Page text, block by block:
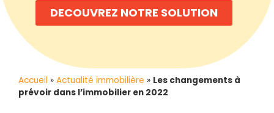
DECOUVREZ NOTRE SOLUTION
Accueil » Actualité immobilière » Les changements à
prévoir dans l’immobilier en 2022